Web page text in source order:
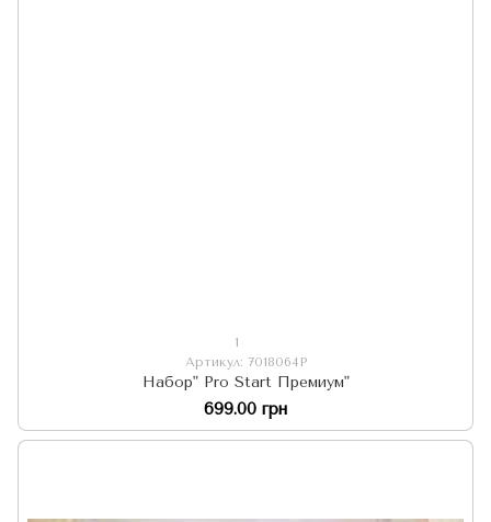
1
Артикул: 7018064P
Набор" Pro Start Премиум"
699.00 грн